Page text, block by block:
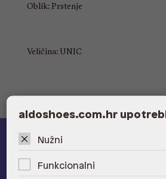
Oblik: Prstenje
Veličina: UNIC
Učlani se u ALDO A-list program
aldoshoes.com.hr
Nužni
Funkcionalni